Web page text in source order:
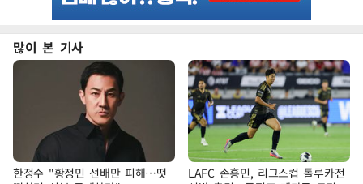
많이 본 기사
한정수 "황정민 선배만 피해…떳
LAFC 손흥민, 리그스컵 톨루카전